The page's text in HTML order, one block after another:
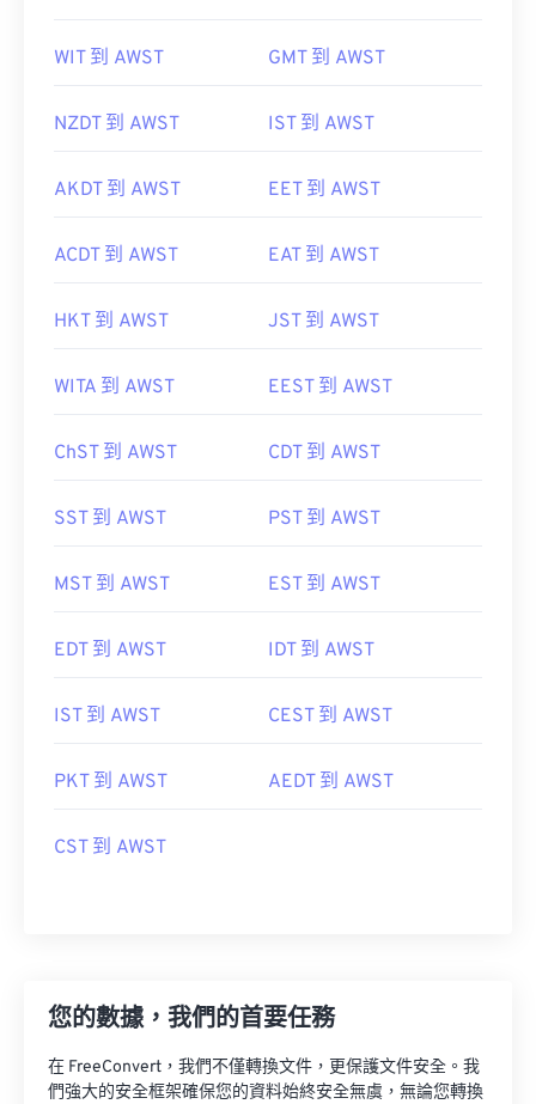
WIT 到 AWST GMT 到 AWST
NZDT 到 AWST IST 到 AWST
AKDT 到 AWST EET 到 AWST
ACDT 到 AWST EAT 到 AWST
HKT 到 AWST JST 到 AWST
WITA 到 AWST EEST 到 AWST
ChST 到 AWST CDT 到 AWST
SST 到 AWST PST 到 AWST
MST 到 AWST EST 到 AWST
EDT 到 AWST IDT 到 AWST
IST 到 AWST CEST 到 AWST
PKT 到 AWST AEDT 到 AWST
CST 到 AWST
您的數據，我們的首要任務
在 FreeConvert，我們不僅轉換文件，更保護文件安全。我
們強大的安全框架確保您的資料始終安全無虞，無論您轉換